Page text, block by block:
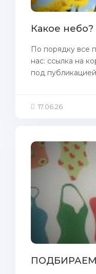
Какое небо?
По порядку все
нас: ссылка на
под
17.06.26